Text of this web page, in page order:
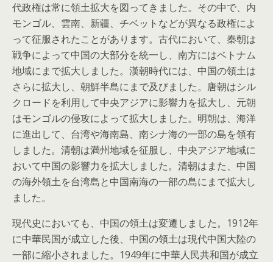
代政権は常に領土拡大を図ってきました。その中で、内
モンゴル、雲南、新疆、チベットなどが異なる政権によ
って征服されたことがあります。古代において、秦朝は
戦争によって中国の大部分を統一し、南方にはベトナム
地域にまで拡大しました。漢朝時代には、中国の領土は
さらに拡大し、朝鮮半島にまで及びました。唐朝はシル
クロードを利用して中央アジアに影響力を拡大し、元朝
はモンゴルの侵攻によって拡大しました。明朝は、海洋
に進出して、台湾や海南島、南シナ海の一部の島を領有
しました。清朝は満州地域を征服し、中央アジア地域に
おいて中国の影響力を拡大しました。清朝はまた、中国
の海外領土を台湾島と中国南海の一部の島にまで拡大し
ました。
現代史においても、中国の領土は変遷しました。1912年
に中華民国が成立した後、中国の領土は現代中国大陸の
一部に縮小されました。1949年に中華人民共和国が成立